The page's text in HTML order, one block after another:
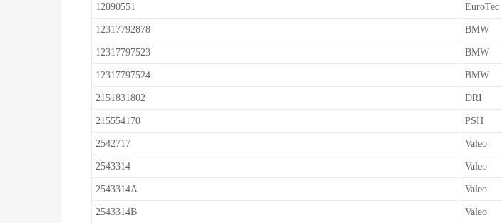
12090551 EuroTec
12317792878 BMW
12317797523 BMW
12317797524 BMW
2151831802 DRI
215554170 PSH
2542717 Valeo
2543314 Valeo
2543314A Valeo
2543314B Valeo